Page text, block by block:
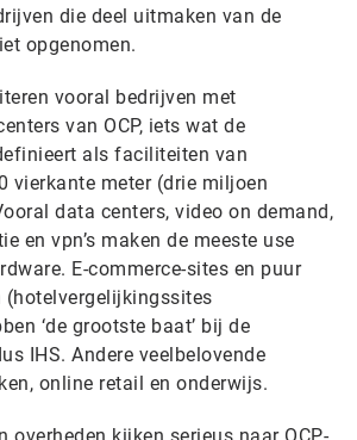
die deel uitmaken van de
opgenomen.
vooral bedrijven met
van OCP, iets wat de
als faciliteiten van
vierkante meter (drie miljoen
data centers, video on demand,
en vpn’s maken de meeste use
E-commerce-sites en puur
‘de grootste baat’ bij de
IHS. Andere veelbelovende
online retail en onderwijs.